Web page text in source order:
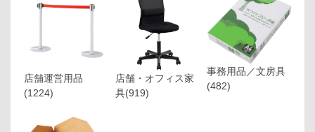
店舗運営用品
(1224)
店舗・オフィス家
具(919)
事務用品／文房具
(482)